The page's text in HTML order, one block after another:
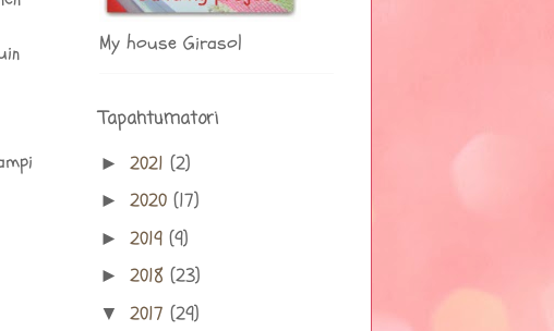
My house Girasol
Tapahtumatori
► 2021 (2)
► 2020 (17)
► 2019 (9)
► 2018 (23)
▼ 2017 (29)